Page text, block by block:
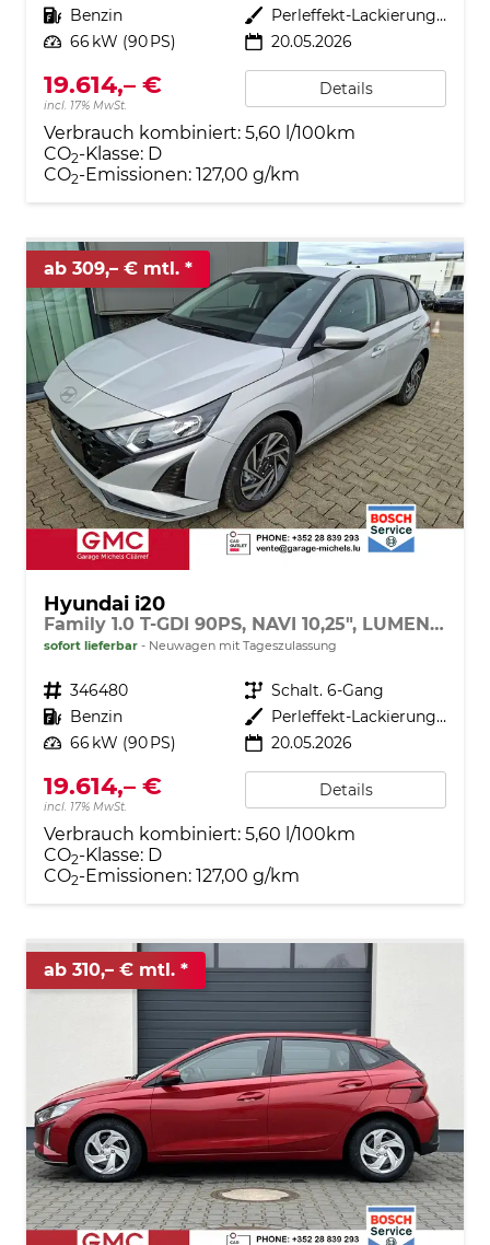
Kraftstoff Benzin Außenfarbe
Perleffekt-Lackierung Lumen-Grey
Leistung 66 kW (90 PS) 20.05.2026
19.614,– €
incl. 17% MwSt.
Details
Verbrauch kombiniert: 5,60 l/100km
CO2-Klasse: D
CO2-Emissionen: 127,00 g/km
ab 309,– € mtl.
Hyundai i20
Family 1.0 T-GDI 90PS, NAVI 10,25", LUMEN-GREY METALLIC, Winter-Pack: Sitzheizung + Lenkradheizung, 16" ALU, Klimaautomatik, Privacy-Glas, Parksensoren hinten, Rückfahrkamera, Tempomat, Lederlenkrad, Reserverad, Alarm, Armlehne, 4x elektr. Fensterheber
sofort lieferbar Neuwagen mit Tageszulassung
Fahrzeugnr. 346480 Getriebe Schalt. 6-Gang
Kraftstoff Benzin Außenfarbe
Perleffekt-Lackierung Lumen-Grey
Leistung 66 kW (90 PS) 20.05.2026
19.614,– €
incl. 17% MwSt.
Details
Verbrauch kombiniert: 5,60 l/100km
CO2-Klasse: D
CO2-Emissionen: 127,00 g/km
ab 310,– € mtl.